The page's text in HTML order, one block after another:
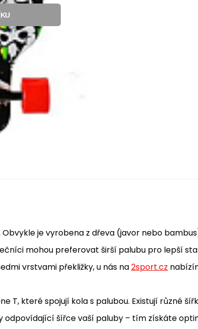
je vyrobena z dřeva (javor nebo
mohou preferovat širší palubu pro lepší
vrstvami překližky, u nás na2sport.cz
které spojují kola s palubou. Existují různé
šířce vaší paluby – tím získáte